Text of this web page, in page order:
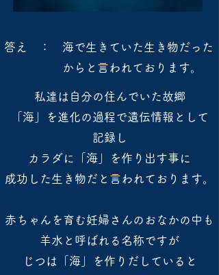
答え ： 海で生きていた生き物だった
から​と​言われております。
私達は自分の住んでいた故郷
「海」を進化の過程で遺伝情報として
記録し
カラダに「海」を作り出す事に
成功した生き物だと言われております。​
赤ちゃんを育む妊婦さんのおなかの中も
羊水と呼ばれる名称ですが
じつは「海」を作りだしていると